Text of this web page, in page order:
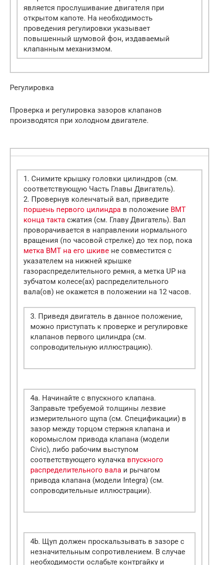
является прослушивание двигателя при
открытом капоте. На необходимость
проведения регулировки указывает
повышенный шумовой фон, издаваемый
клапанным механизмом.
Регулировка
Проверка и регулировка зазоров клапанов
производятся при холодном двигателе.
1. Снимите крышку головки цилиндров (см.
соответствующую Часть Главы Двигатель).
2. Провернув коленчатый вал, приведите
поршень первого цилиндра в положение ВМТ
конца такта сжатия (см. Главу Двигатель). Вал
проворачивается в направлении нормального
вращения (по часовой стрелке) до тех пор, пока
метка ВМТ на его шкиве не совместится с
указателем на нижней крышке
газораспределительного ремня, а метка UP на
зубчатом колесе(ах) распределительного
вала(ов) не окажется в положении на 12 часов.
3. Приведя двигатель в данное положение,
можно приступать к проверке и регулировке
клапанов первого цилиндра (см.
сопроводительную иллюстрацию).
4a. Начинайте с впускного клапана.
Заправьте требуемой толщины лезвие
измерительного щупа (см. Спецификации) в
зазор между торцом стержня клапана и
коромыслом привода клапана (модели
Civic), либо рабочим выступом
соответствующего кулачка впускного
распределительного вала и рычагом
привода клапана (модели Integra) (см.
сопроводительные иллюстрации).
4b. Щуп должен проскальзывать в зазоре с
незначительным сопротивлением. В случае
необходимости ослабьте контргайку и